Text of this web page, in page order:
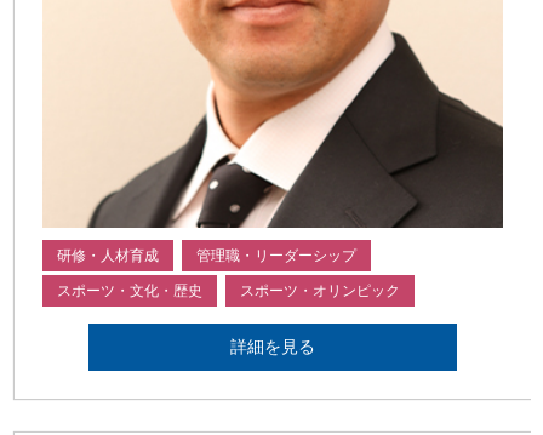
研修・人材育成 管理職・リーダーシップ
スポーツ・文化・歴史 スポーツ・オリンピック
詳細を見る